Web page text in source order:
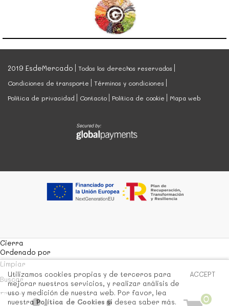
0
2019 EsdeMercado
Todos los derechos reservados
Condiciones de transporte
Términos y condiciones
Política de privacidad
Contacto Política de cookie Mapa web
ACCEPT
Utilizamos cookies propias y de terceros para
mejorar nuestros servicios, y realizar análisis de
uso y medición de nuestra web. Por favor, lea
nuestra Política de Cookies si desea saber más.
Cierra
Ordenado por
Limpiar
Buscar
Filtrar